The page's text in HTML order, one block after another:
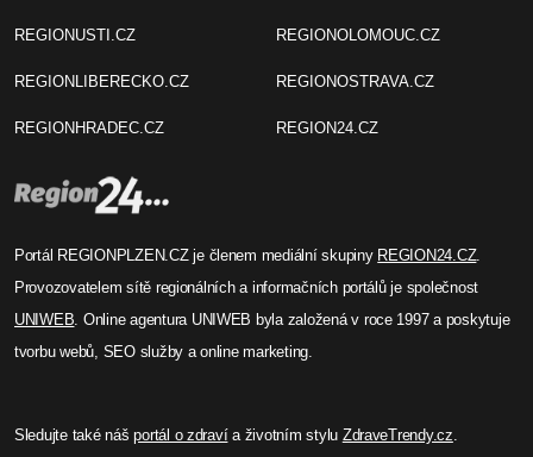
REGIONUSTI.CZ
REGIONLIBERECKO.CZ
REGIONHRADEC.CZ
REGIONOLOMOUC.CZ
REGIONOSTRAVA.CZ
REGION24.CZ
Portál REGIONPLZEN.CZ je členem mediální skupiny REGION24.CZ.
Provozovatelem sítě regionálních a informačních portálů je společnost
UNIWEB. Online agentura UNIWEB byla založená v roce 1997 a poskytuje
tvorbu webů, SEO služby a online marketing.
Sledujte také nášportál o zdravía životním stylu ZdraveTrendy.cz.